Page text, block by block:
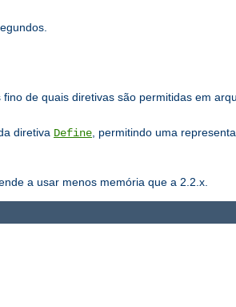
de quais diretivas são permitidas em
diretiva Define , permitindo uma
a usar menos memória que a 2.2.x.